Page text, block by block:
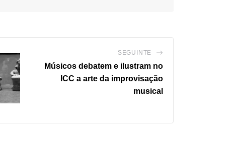
SEGUINTE
Músicos debatem e ilustram no
ICC a arte da improvisação
musical